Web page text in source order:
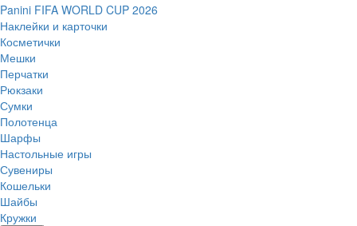
Panini FIFA WORLD CUP 2026
Наклейки и карточки
Косметички
Мешки
Перчатки
Рюкзаки
Сумки
Полотенца
Шарфы
Настольные игры
Сувениры
Кошельки
Шайбы
Кружки